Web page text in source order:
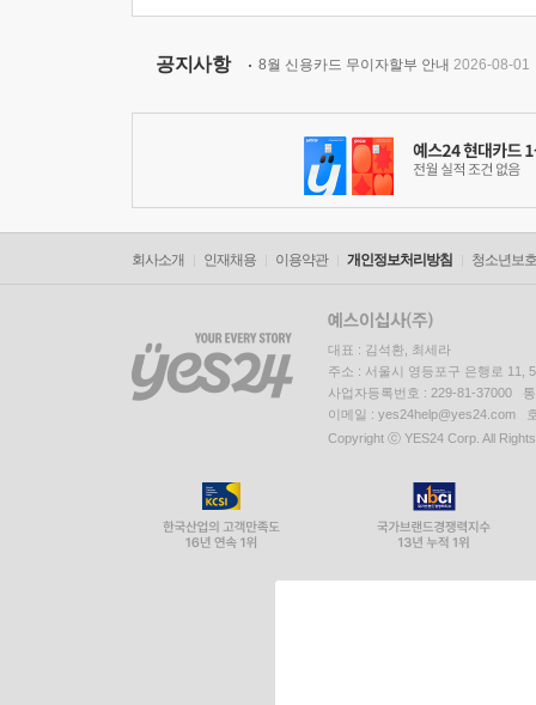
공지사항 8월 신용카드 무이자할부 안내 2026-08-01
회사소개 인재채용 이용약관 개인정보처리방침 청소년보
대표 : 김석환, 최세라
주소 : 서울시 영등포구 은행로 11,
사업자등록번호 : 229-81-37000
이메일 : yes24help@yes24.com
Copyright ⓒ YES24 Corp. All